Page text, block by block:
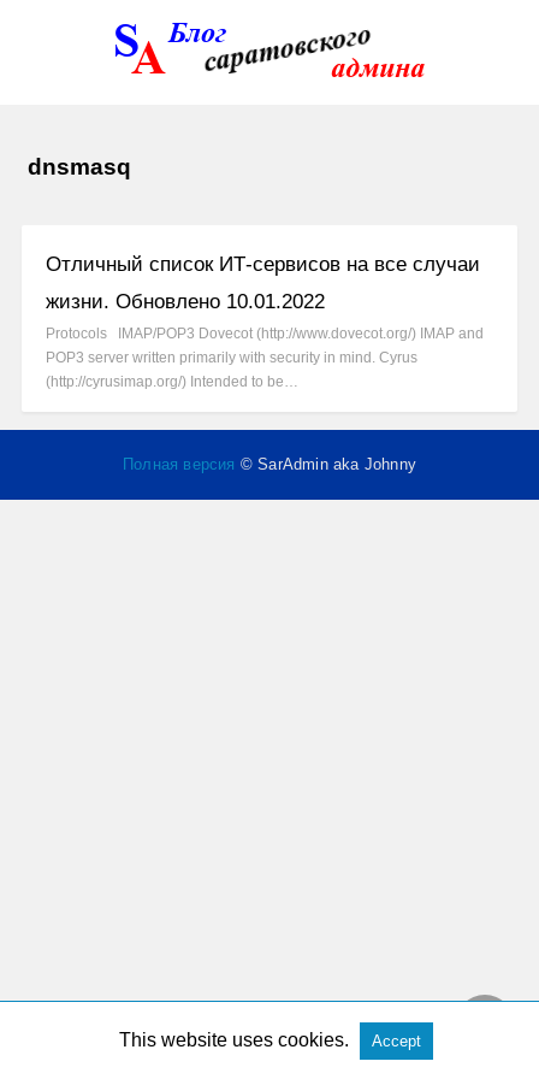
dnsmasq
Отличный список ИТ-сервисов на все случаи
жизни. Обновлено 10.01.2022
Protocols IMAP/POP3 Dovecot (http://www.dovecot.org/) IMAP and
POP3 server written primarily with security in mind. Cyrus
(http://cyrusimap.org/) Intended to be…
Полная версия © SarAdmin aka Johnny
This website uses cookies. Accept